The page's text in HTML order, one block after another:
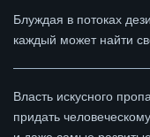
Блуждая в потоках
каждый может найти
Власть искусного
придать